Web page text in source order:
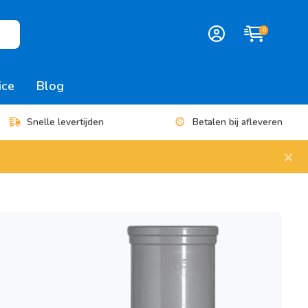
0
Blog
Snelle levertijden Betalen bij afleveren
×